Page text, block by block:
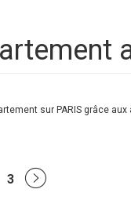
sur PARIS grâce aux
3